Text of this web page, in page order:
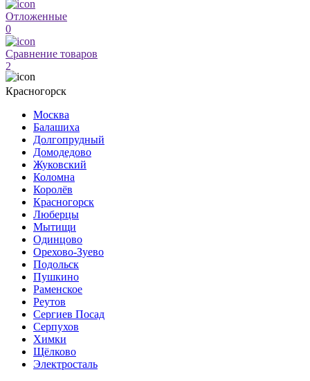
Отложенные
0
Сравнение товаров
2
Красногорск
Москва
Балашиха
Долгопрудный
Домодедово
Жуковский
Коломна
Королёв
Красногорск
Люберцы
Мытищи
Одинцово
Орехово-Зуево
Подольск
Пушкино
Раменское
Реутов
Сергиев Посад
Серпухов
Химки
Щёлково
Электросталь